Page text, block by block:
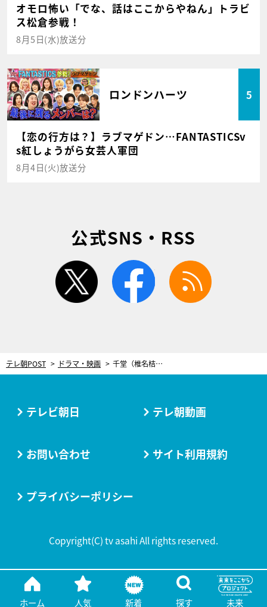
オモロ怖い「でな、話はここからやねん」トラビ
ス松倉参戦！
8月5日(水)放送分
ロンドンハーツ 5
【恋の行方は？】ラブマゲドン…FANTASTICSv
s紅しょうがら女芸人軍団
8月4日(火)放送分
公式SNS・RSS
twitter facebook
テレ朝POST ドラマ・映画 千堂（椎名桔平）襲撃事件を経て…驚愕の新事実が続々発覚！激化する“派閥争い”に大異変も＜桜の塔＞
ホーム 人気 新着 探す 未来
テレビ朝日 テレ朝動画
お問い合わせ サイト利用規約
プライバシーポリシー
Copyright(C) tv asahi All rights reserved.